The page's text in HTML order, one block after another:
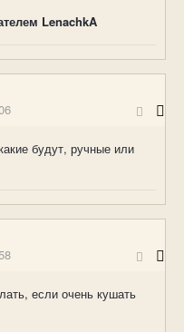
LenachkA
будут, ручные или
если очень кушать